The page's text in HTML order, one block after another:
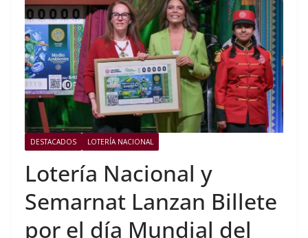
DESTACADOS LOTERÍA NACIONAL
Lotería Nacional y
Semarnat Lanzan Billete
por el día Mundial del